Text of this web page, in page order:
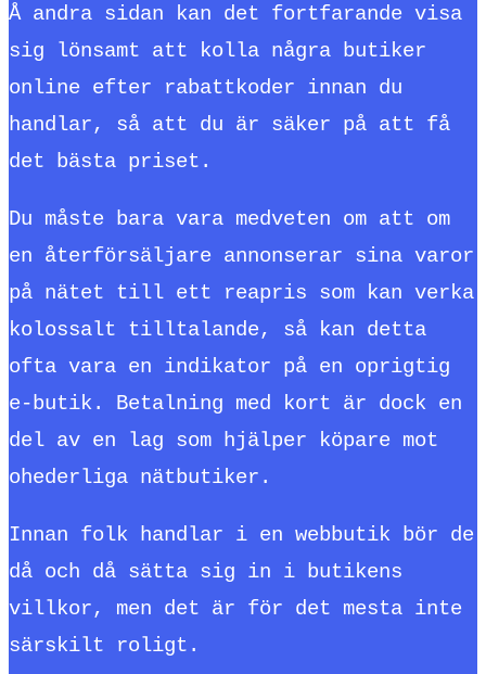
Å andra sidan kan det fortfarande visa
sig lönsamt att kolla några butiker
online efter rabattkoder innan du
handlar, så att du är säker på att få
det bästa priset.
Du måste bara vara medveten om att om
en återförsäljare annonserar sina varor
på nätet till ett reapris som kan verka
kolossalt tilltalande, så kan detta
ofta vara en indikator på en oprigtig
e-butik. Betalning med kort är dock en
del av en lag som hjälper köpare mot
ohederliga nätbutiker.
Innan folk handlar i en webbutik bör de
då och då sätta sig in i butikens
villkor, men det är för det mesta inte
särskilt roligt.